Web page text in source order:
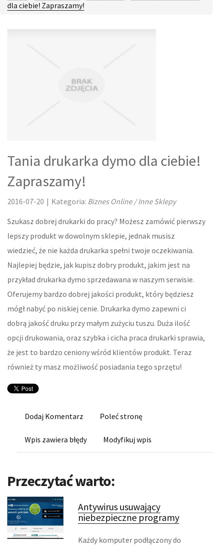
PROJEKTOWANIE
REMONTY, ELEKTRYK, HYDRAULIK
LOKUM
DRZWI I OKNA
KLIMATYZACJA I WENTYLACJA
NIERUCHOMOŚCI, DZIAŁKI
DOMY, MIESZKANIA
OŚWIATA
PLACÓWKI EDUKACYJNE
KURSY JĘZYKOWE
KONFERENCJE, SALE SZKOLENIOWE
KURSY I SZKOLENIA
KSIĄŻKI, CZASOPISMA
BIZNES ONLINE
DLA DZIECI
MEBLE
WYPOSAŻENIE WNĘTRZ
dla ciebie! Zapraszamy!
Tania drukarka dymo dla ciebie!
Zapraszamy!
2016-07-20 | Kategoria: Biznes Online / Inne Sklepy
Szukasz dobrej drukarki do pracy? Możesz zamówić pierwszy
lepszy produkt w dowolnym sklepie, jednak musisz
wiedzieć, że nie każda drukarka spełni twoje oczekiwania.
Najlepiej będzie, jak kupisz dobry produkt, jakim jest na
przykład drukarka dymo sprzedawana w naszym serwisie.
Oferujemy bardzo dobrej jakości produkt, który będziesz
mógł nabyć po niskiej cenie. Drukarka dymo zapewni ci
dobrą jakość druku przy małym zużyciu tuszu. Duża ilość
opcji drukowania, oraz szybka i cicha praca drukarki sprawia,
że jest to bardzo ceniony wśród klientów produkt. Teraz
również ty masz możliwość posiadania tego sprzętu!
Dodaj Komentarz Poleć stronę
Wpis zawiera błędy Modyfikuj wpis
Przeczytać warto:
Antywirus usuwający
niebezpieczne programy
Każdy komputer podłączony do